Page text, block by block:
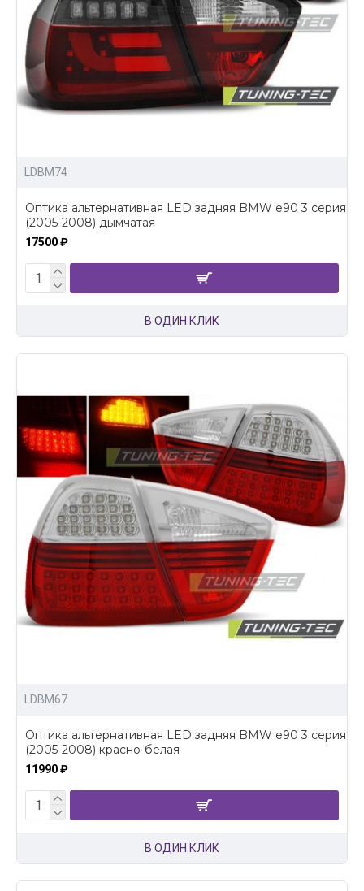
LDBM74
Оптика альтернативная LED задняя BMW e90 3 серия
(2005-2008) дымчатая
17500 ₽
В ОДИН КЛИК
LDBM67
Оптика альтернативная LED задняя BMW e90 3 серия
(2005-2008) красно-белая
11990 ₽
В ОДИН КЛИК